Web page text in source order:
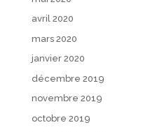
avril 2020
mars 2020
janvier 2020
décembre 2019
novembre 2019
octobre 2019